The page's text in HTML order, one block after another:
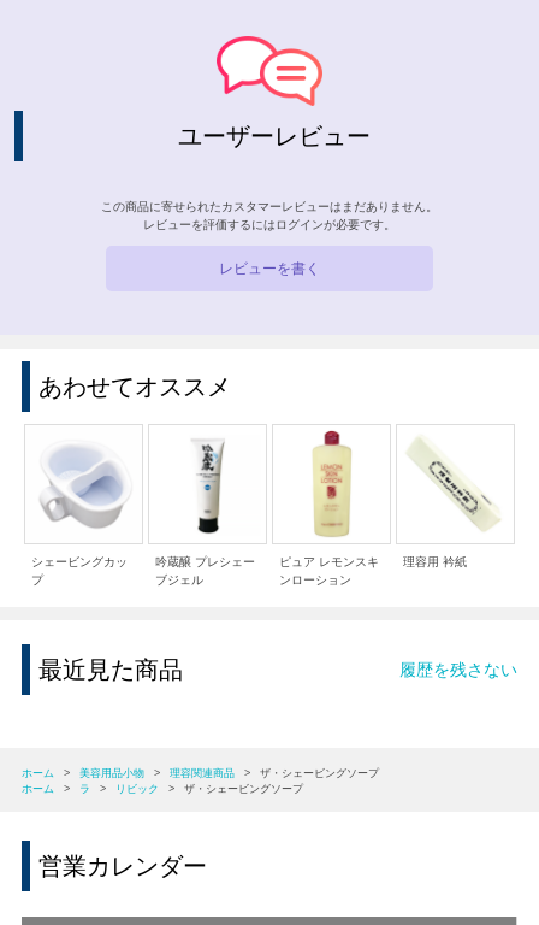
ユーザーレビュー
この商品に寄せられたカスタマーレビューはまだありません。
レビューを評価するには ログインが必要です。
レビューを書く
あわせてオススメ
シェービングカッ
プ
吟蔵醸 プレシェー
ブジェル
ピュア レモンスキ
ンローション
理容用 衿紙
最近見た商品 履歴を残さない
ホーム > 美容用品小物 > 理容関連商品 >
ザ・シェービングソープ
ホーム
> ラ > リビック > ザ・シェービングソープ
営業カレンダー